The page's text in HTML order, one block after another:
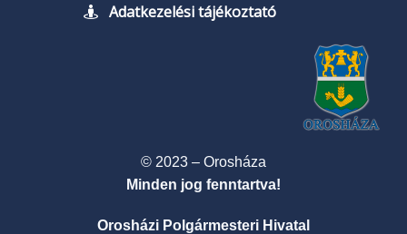
Adatkezelési tájékoztató
© 2023 – Orosháza
Minden jog fenntartva!
Orosházi Polgármesteri Hivatal